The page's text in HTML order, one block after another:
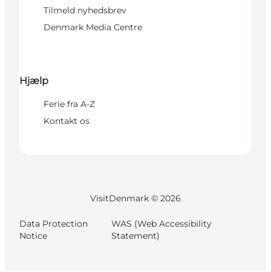
Tilmeld nyhedsbrev
Denmark Media Centre
Hjælp
Ferie fra A-Z
Kontakt os
VisitDenmark © 2026
Data Protection
Notice
WAS (Web Accessibility
Statement)